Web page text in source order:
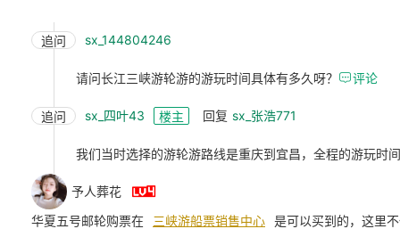
追问 sx_144804246
请问长江三峡游轮游的游玩时间具体有多久呀？ 评论
追问 sx_四叶43 楼主 回复 sx_张浩771
我们当时选择的游轮游路线是重庆到宜昌，全程的游玩时间
予人葬花 
华夏五号邮轮购票在 三峡游船票销售中心 是可以买到的，这里